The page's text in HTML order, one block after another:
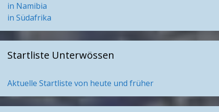
in Namibia
in Südafrika
Startliste Unterwössen
Aktuelle Startliste von heute und früher